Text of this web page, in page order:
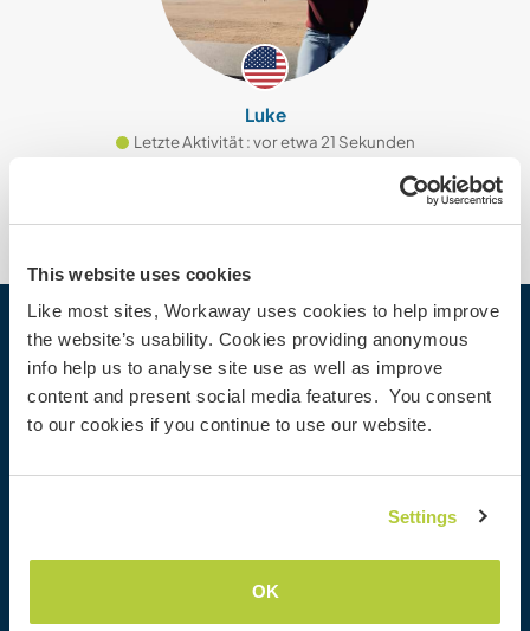
This website uses cookies
Like most sites, Workaway uses cookies to help improve
the website’s usability. Cookies providing anonymous
info help us to analyse site use as well as improve
content and present social media features. You consent
to our cookies if you continue to use our website.
Settings
OK
Luke
Letzte Aktivität : vor etwa 21 Sekunden
Workaway
Gastgeber finden
Informationen für Gastgeber
Als Workawayer registrieren